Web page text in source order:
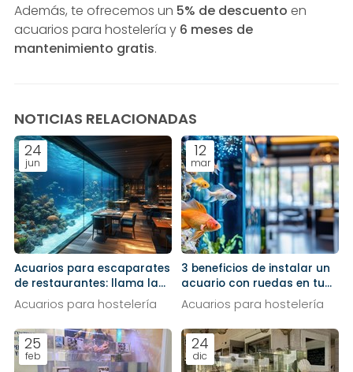
Además, te ofrecemos un 5% de descuento en
acuarios para hostelería y 6 meses de
mantenimiento gratis.
NOTICIAS RELACIONADAS
24
jun
Acuarios para escaparates
de restaurantes: llama la
atención de la calle
Acuarios para hostelería
12
mar
3 beneficios de instalar un
acuario con ruedas en tu
restaurante
Acuarios para hostelería
25
feb
24
dic